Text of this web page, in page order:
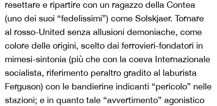
resettare e ripartire con un ragazzo della Contea
(uno dei suoi “fedelissimi”) come Solskjaer. Tornare
al rosso-United senza allusioni demoniache, come
colore delle origini, scelto dai ferrovieri-fondatori in
mimesi-sintonia (più che con la coeva Internazionale
socialista, riferimento peraltro gradito al laburista
Ferguson) con le bandierine indicanti “pericolo” nelle
stazioni; e in quanto tale “avvertimento” agonistico